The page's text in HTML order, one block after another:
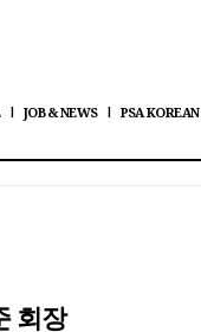
JOB & NEWS PSA KOREAN
회장